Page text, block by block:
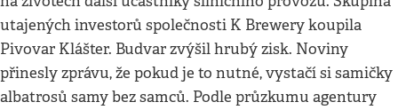
utajených investorů společnosti K Brewery koupila
Pivovar Klášter. Budvar zvýšil hrubý zisk. Noviny
přinesly zprávu, že pokud je to nutné, vystačí si samičky
albatrosů samy bez samců. Podle průzkumu agentury